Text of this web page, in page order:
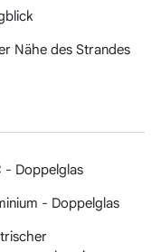
Nähe des Strandes
- Doppelglas
- Doppelglas